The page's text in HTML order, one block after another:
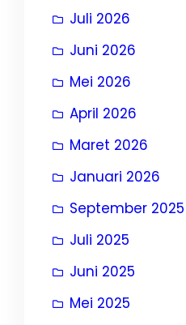
Juli 2026
Juni 2026
Mei 2026
April 2026
Maret 2026
Januari 2026
September 2025
Juli 2025
Juni 2025
Mei 2025